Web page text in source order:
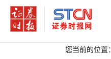
您当前的位置：